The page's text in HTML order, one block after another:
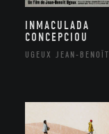
INMACULADA
CONCEPCIOU
UGEUX JEAN-BENOÎT